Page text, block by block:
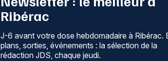
Ribérac
J-6 avant votre dose hebdomadaire à Ribérac.
plans, sorties, événements : la sélection de la
rédaction JDS, chaque jeudi.